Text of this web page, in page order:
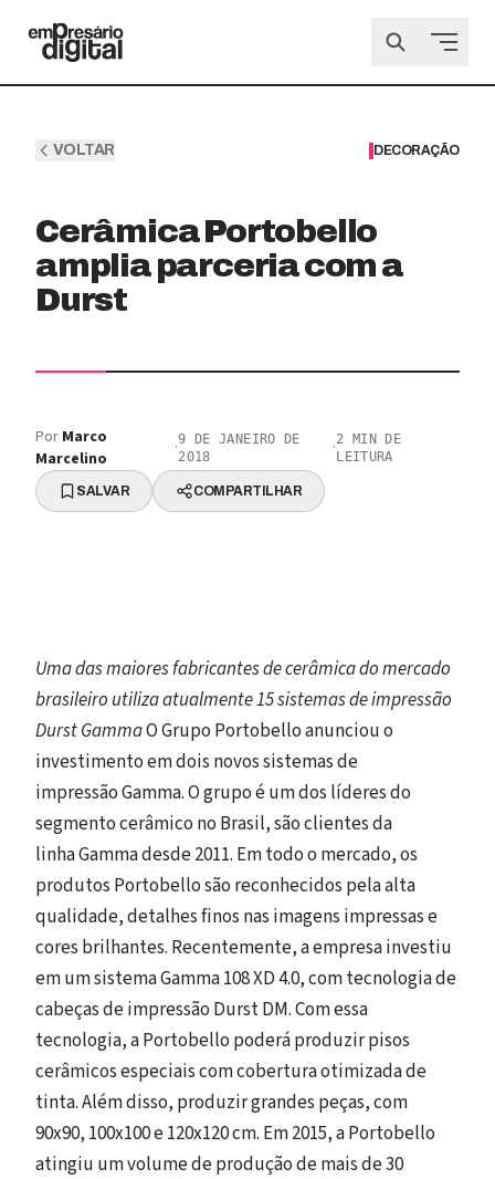
VOLTAR DECORAÇÃO
Cerâmica Portobello
amplia parceria com a
Durst
Por Marco
Marcelino
·9 DE JANEIRO DE
2018
·2 MIN DE
LEITURA
SALVAR COMPARTILHAR
Uma das maiores fabricantes de cerâmica do mercado
brasileiro utiliza atualmente 15 sistemas de impressão
Durst GammaO Grupo Portobello anunciou o
investimento em dois novos sistemas de
impressão Gamma. O grupo é um dos líderes do
segmento cerâmico no Brasil, são clientes da
linha Gamma desde 2011. Em todo o mercado, os
produtos Portobello são reconhecidos pela alta
qualidade, detalhes finos nas imagens impressas e
cores brilhantes. Recentemente, a empresa investiu
em um sistema Gamma 108 XD 4.0, com tecnologia de
cabeças de impressão Durst DM. Com essa
tecnologia, a Portobello poderá produzir pisos
cerâmicos especiais com cobertura otimizada de
tinta. Além disso, produzir grandes peças, com
90x90, 100x100 e 120x120 cm. Em 2015, a Portobello
atingiu um volume de produção de mais de 30